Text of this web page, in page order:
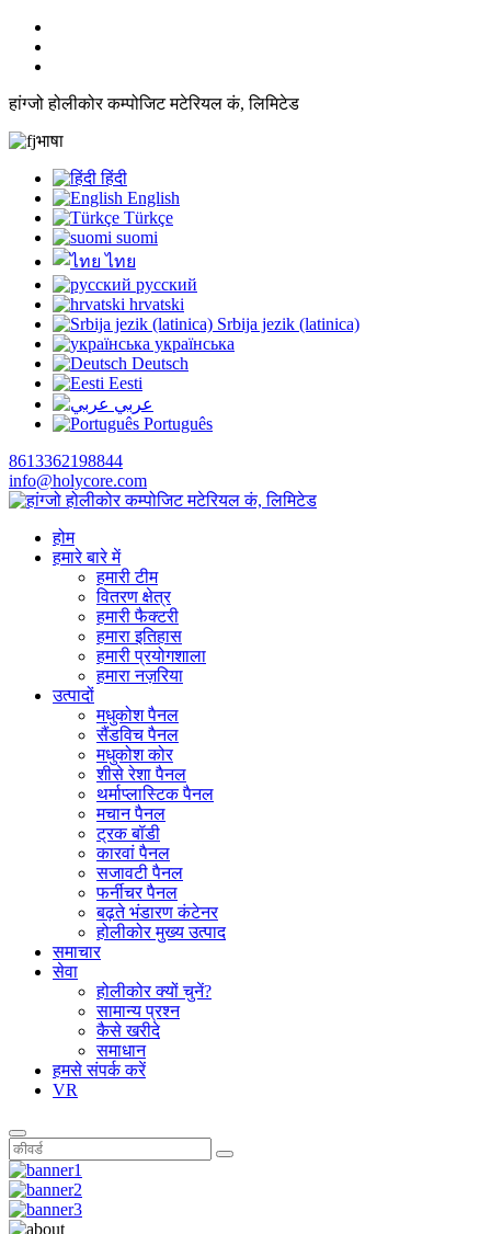
हांग्जो होलीकोर कम्पोजिट मटेरियल कं, लिमिटेड
भाषा
हिंदी
English
Türkçe
suomi
ไทย
русский
hrvatski
Srbija jezik (latinica)
українська
Deutsch
Eesti
عربي
Português
8613362198844
info@holycore.com
होम
हमारे बारे में
हमारी टीम
वितरण क्षेत्र
हमारी फैक्टरी
हमारा इतिहास
हमारी प्रयोगशाला
हमारा नज़रिया
उत्पादों
मधुकोश पैनल
सैंडविच पैनल
मधुकोश कोर
शीसे रेशा पैनल
थर्माप्लास्टिक पैनल
मचान पैनल
ट्रक बॉडी
कारवां पैनल
सजावटी पैनल
फर्नीचर पैनल
बढ़ते भंडारण कंटेनर
होलीकोर मुख्य उत्पाद
समाचार
सेवा
होलीकोर क्यों चुनें?
सामान्य प्रश्न
कैसे खरीदे
समाधान
हमसे संपर्क करें
VR